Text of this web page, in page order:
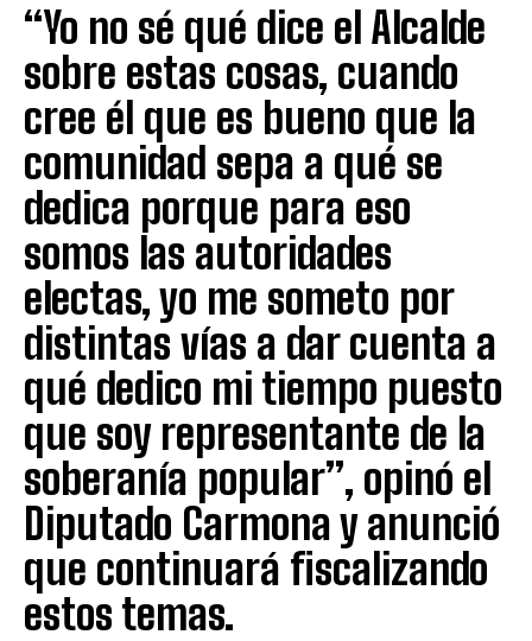
“Yo no sé qué dice el Alcalde
sobre estas cosas, cuando
cree él que es bueno que la
comunidad sepa a qué se
dedica porque para eso
somos las autoridades
electas, yo me someto por
distintas vías a dar cuenta a
qué dedico mi tiempo puesto
que soy representante de la
soberanía popular”, opinó el
Diputado Carmona y anunció
que continuará fiscalizando
estos temas.